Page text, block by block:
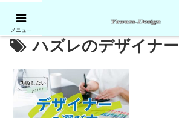
ハズレのデザイナー
メニュー